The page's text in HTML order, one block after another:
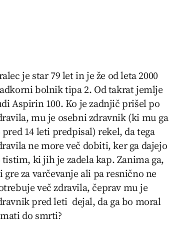
je star 79 let in je že od leta 2000
bolnik tipa 2. Od takrat jemlje
Aspirin 100. Ko je zadnjič prišel po
mu je osebni zdravnik (ki mu ga
pred 14 leti predpisal) rekel, da tega
ne more več dobiti, ker ga dajejo
tistim, ki jih je zadela kap. Zanima ga,
gre za varčevanje ali pa resnično ne
več zdravila, čeprav mu je
pred leti dejal, da ga bo moral
do smrti?